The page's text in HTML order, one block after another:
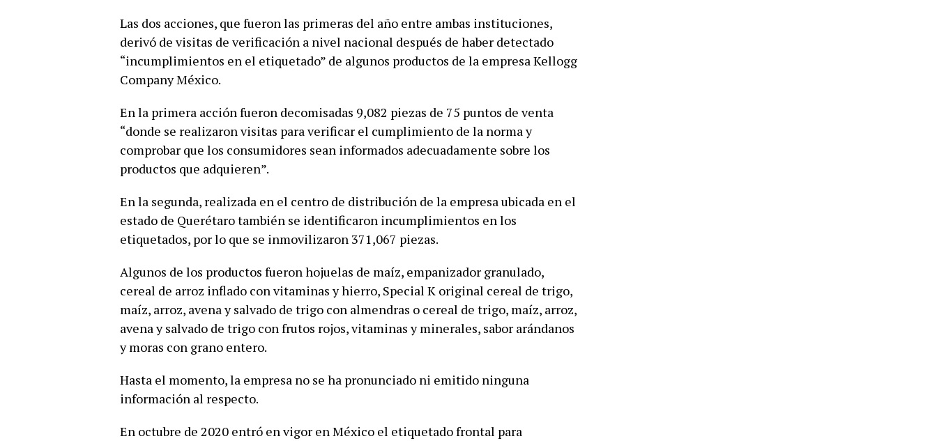
Las dos acciones, que fueron las primeras del año entre ambas instituciones,
derivó de visitas de verificación a nivel nacional después de haber detectado
“incumplimientos en el etiquetado” de algunos productos de la empresa Kellogg
Company México.
En la primera acción fueron decomisadas 9,082 piezas de 75 puntos de venta
“donde se realizaron visitas para verificar el cumplimiento de la norma y
comprobar que los consumidores sean informados adecuadamente sobre los
productos que adquieren”.
En la segunda, realizada en el centro de distribución de la empresa ubicada en el
estado de Querétaro también se identificaron incumplimientos en los
etiquetados, por lo que se inmovilizaron 371,067 piezas.
Algunos de los productos fueron hojuelas de maíz, empanizador granulado,
cereal de arroz inflado con vitaminas y hierro, Special K original cereal de trigo,
maíz, arroz, avena y salvado de trigo con almendras o cereal de trigo, maíz, arroz,
avena y salvado de trigo con frutos rojos, vitaminas y minerales, sabor arándanos
y moras con grano entero.
Hasta el momento, la empresa no se ha pronunciado ni emitido ninguna
información al respecto.
En octubre de 2020 entró en vigor en México el etiquetado frontal para